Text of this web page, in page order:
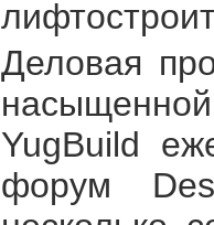
Деловая
YugBuild
форум